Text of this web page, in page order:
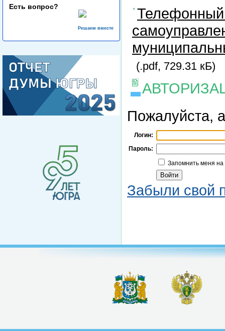
Есть вопрос?
Решаем вместе
Телефонный
(.pdf, 729.31 кБ)
Пожалуйста,
Логин:
Пароль:
Запомнить меня
Забыли свой